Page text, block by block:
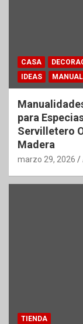
CASA
IDEAS
para
Servilletero
Madera
marzo 29, 2026
TIENDA